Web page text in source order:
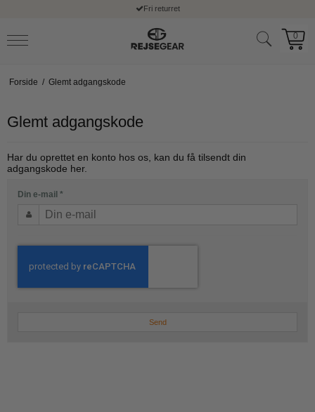
Fri returret
0
Forside / Glemt adgangskode
Glemt adgangskode
Har du oprettet en konto hos os, kan du få tilsendt din
adgangskode her.
Din e-mail *
Send